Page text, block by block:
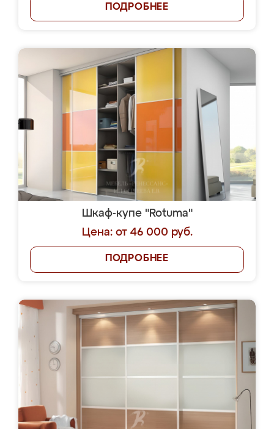
ПОДРОБНЕЕ
Шкаф-купе "Rotuma"
Цена: от 46 000 руб.
ПОДРОБНЕЕ